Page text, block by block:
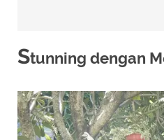
Stunning dengan